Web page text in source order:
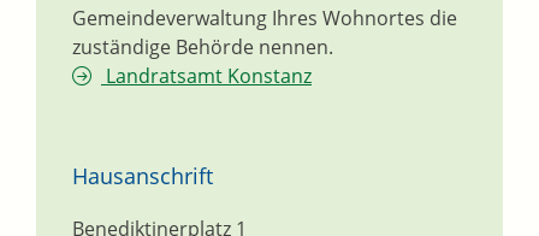
Gemeindeverwaltung Ihres Wohnortes die
zuständige Behörde nennen.
Landratsamt Konstanz
Hausanschrift
Benediktinerplatz 1